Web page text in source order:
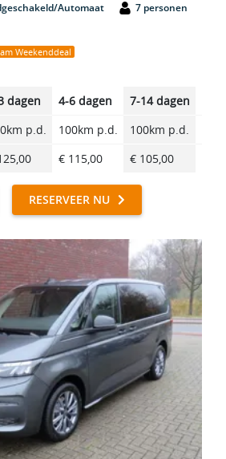
Automaat
7 personen
Weekenddeal
dagen 4-6 dagen 7-14 dagen
p.d. 100km p.d. 100km p.d.
€ 115,00 € 105,00
RESERVEER NU